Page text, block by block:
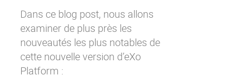
Dans ce blog post, nous allons
examiner de plus près les
nouveautés les plus notables de
cette nouvelle version d’eXo
Platform :